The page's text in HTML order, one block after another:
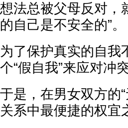
想法总被父母反对
的自己是不安全的”。
为了保护真实的自我
个“假自我”来应对冲
于是，在男女双方的
关系中最便捷的权宜